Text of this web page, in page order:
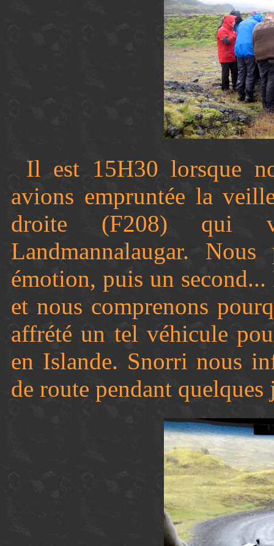
Il est 15H30 lorsque
avions empruntée la
droite (F208) qui
Landmannalaugar.
émotion, puis un
et nous comprenons
affrété un tel véhicule
en Islande. Snorri nous
de route pendant quelques